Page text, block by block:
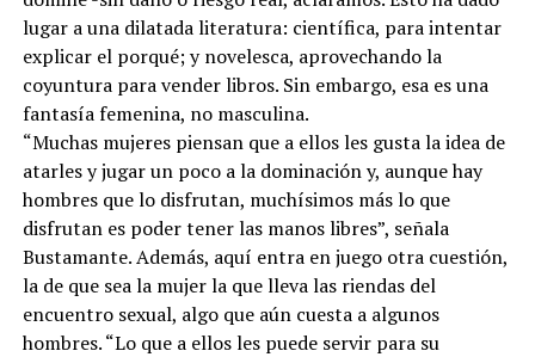
lugar a una dilatada literatura: científica, para intentar
explicar el porqué; y novelesca, aprovechando la
coyuntura para vender libros. Sin embargo, esa es una
fantasía femenina, no masculina.
“Muchas mujeres piensan que a ellos les gusta la idea de
atarles y jugar un poco a la dominación y, aunque hay
hombres que lo disfrutan, muchísimos más lo que
disfrutan es poder tener las manos libres”, señala
Bustamante. Además, aquí entra en juego otra cuestión,
la de que sea la mujer la que lleva las riendas del
encuentro sexual, algo que aún cuesta a algunos
hombres. “Lo que a ellos les puede servir para su